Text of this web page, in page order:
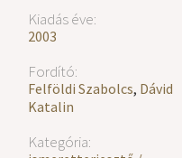
Kiadás éve:
2003
Fordító:
Felföldi Szabolcs, Dávid
Katalin
Kategória: